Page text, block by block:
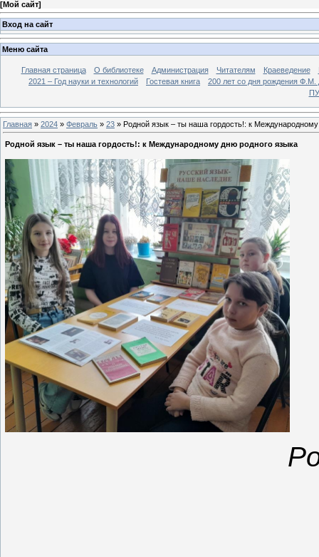
[Мой сайт]
Вход на сайт
Меню сайта
Главная страница О библиотеке Администрация Читателям Краеведение
2021 – Год науки и технологий
Гостевая книга
200 лет со дня рождения Ф.М.
Главная » 2024 » Февраль » 23 » Родной язык – ты наша гордость!: к
Родной язык – ты наша гордость!: к Международному дню родного языка